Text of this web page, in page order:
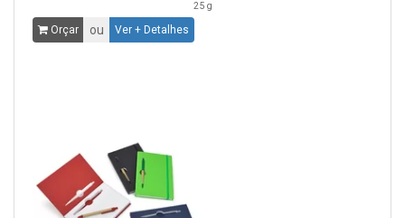
25 g
Orçar ou Ver + Detalhes